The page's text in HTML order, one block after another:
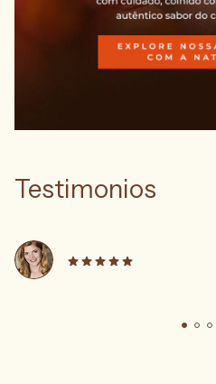
Testimonios